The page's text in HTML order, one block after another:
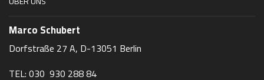
Marco Schubert
Dorfstraße 27 A, D-13051 Berlin
TEL: 030 930 288 84